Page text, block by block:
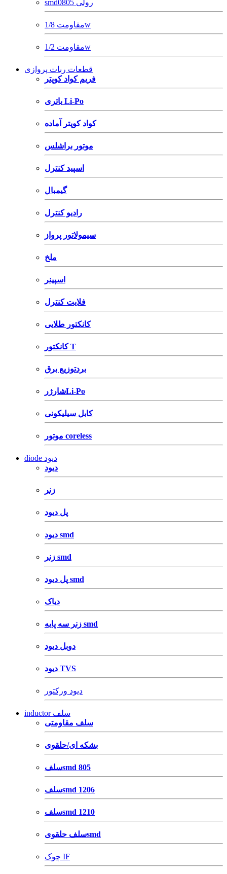
smd0805 رولی
مقاومت 1/8w
مقاومت 1/2w
قطعات ربات پروازی
فریم کواد کوپتر
باتری Li-Po
کواد کوپتر آماده
موتور براشلس
اسپید کنترل
گیمبال
رادیو کنترل
سیمولاتور پرواز
ملخ
اسپینر
فلایت کنترل
کانکتور طلایی
کانکتور T
بردتوزیع برق
شارژرLi-Po
کابل سیلیکونی
موتور coreless
diode دیود
دیود
زنر
پل دیود
دیود smd
زنر smd
پل دیود smd
دیاک
زنر سه پایه smd
دوبل دیود
دیود TVS
دیود ورکتور
inductor سلف
سلف مقاومتی
بشکه ای/حلقوی
سلفsmd 805
سلفsmd 1206
سلفsmd 1210
سلف حلقویsmd
چوک IF